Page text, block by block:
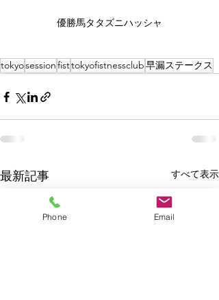
優勝馬タタズニハッシャ
tokyosessionfisttokyofistnessclub早漏ステークス
最新記事 すべて表示
Phone Email